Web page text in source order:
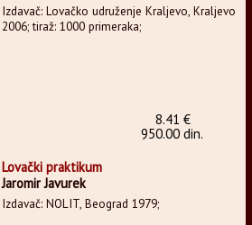
Izdavač: Lovačko udruženje Kraljevo, Kraljevo
2006; tiraž: 1000 primeraka;
8.41 €
950.00 din.
Lovački praktikum
Jaromir Javurek
Izdavač: NOLIT, Beograd 1979;